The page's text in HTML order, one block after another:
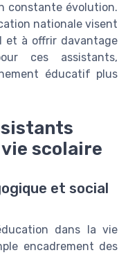
constante évolution.
nationale visent
et à offrir davantage
ces assistants,
éducatif plus
scolaire
et social
dans la vie
encadrement des